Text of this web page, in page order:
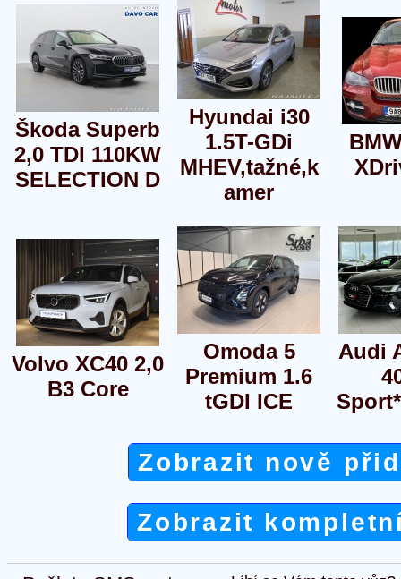
Škoda Superb
2,0 TDI 110KW
SELECTION D
Hyundai i30
1.5T-GDi
MHEV,tažné,k
amer
Volvo XC40 2,0
B3 Core
Omoda 5
Premium 1.6
tGDI ICE
Audi
Zobrazit nově
Zobrazit